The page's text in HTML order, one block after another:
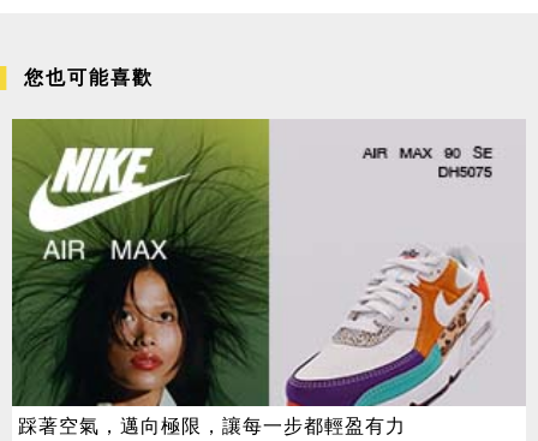
您也可能喜歡
踩著空氣，邁向極限，讓每一步都輕盈有力